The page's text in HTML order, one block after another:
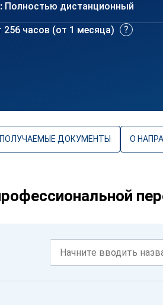
Полностью дистанционный
256 часов (от 1 месяца)
ПОЛУЧАЕМЫЕ ДОКУМЕНТЫ О